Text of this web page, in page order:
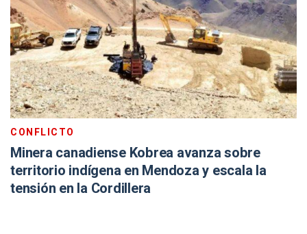
CONFLICTO
Minera canadiense Kobrea avanza sobre
territorio indígena en Mendoza y escala la
tensión en la Cordillera